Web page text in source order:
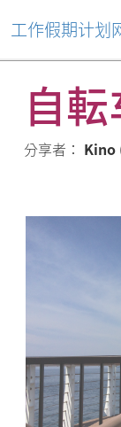
工作假期计划
自
分享者： Kino